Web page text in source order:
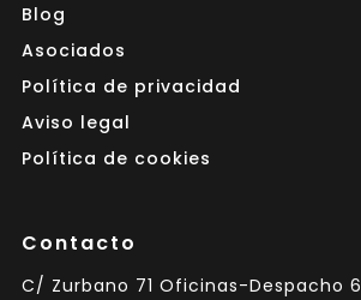
Blog
Asociados
Política de privacidad
Aviso legal
Política de cookies
Contacto
C/ Zurbano 71 Oficinas-Despacho 6